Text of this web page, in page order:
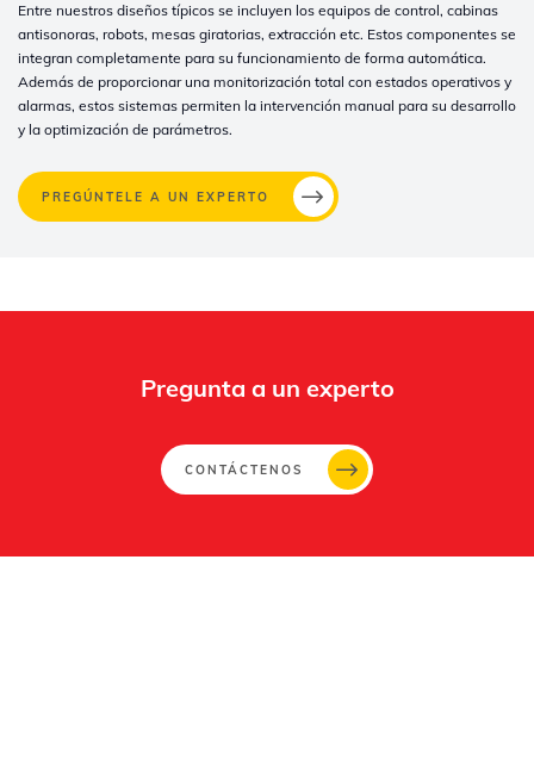
Entre nuestros diseños típicos se incluyen los equipos de control, cabinas
antisonoras, robots, mesas giratorias, extracción etc. Estos componentes se
integran completamente para su funcionamiento de forma automática.
Además de proporcionar una monitorización total con estados operativos y
alarmas, estos sistemas permiten la intervención manual para su desarrollo
y la optimización de parámetros.
PREGÚNTELE A UN EXPERTO
Pregunta a un experto
CONTÁCTENOS